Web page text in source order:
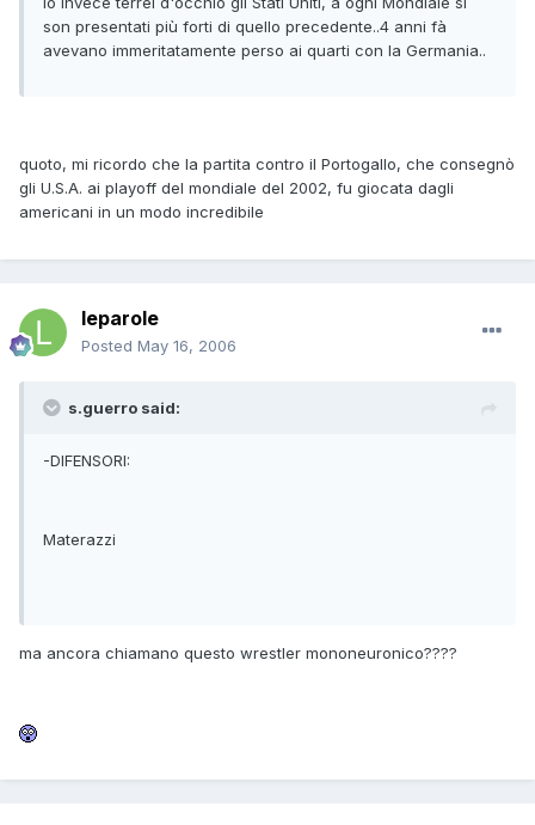
son presentati più forti di quello precedente..4 anni fà
avevano immeritatamente perso ai quarti con la Germania..
quoto, mi ricordo che la partita contro il Portogallo, che consegnò
gli U.S.A. ai playoff del mondiale del 2002, fu giocata dagli
americani in un modo incredibile
leparole
Posted May 16, 2006
s.guerro said:
-DIFENSORI:
Materazzi
ma ancora chiamano questo wrestler mononeuronico????